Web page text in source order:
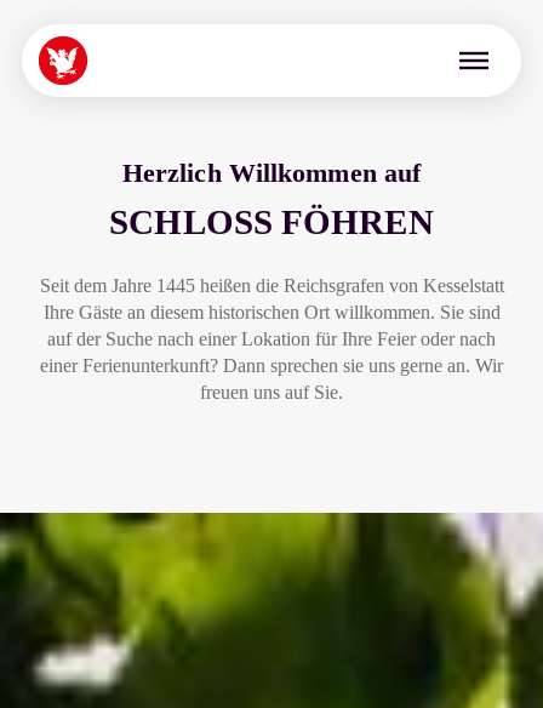
Menü überspringen
Herzlich Willkommen auf
SCHLOSS FÖHREN
Seit dem Jahre 1445 heißen die Reichsgrafen von Kesselstatt
Ihre Gäste an diesem historischen Ort willkommen. Sie sind
auf der Suche nach einer Lokation für Ihre Feier oder nach
einer Ferienunterkunft? Dann sprechen sie uns gerne an. Wir
freuen uns auf Sie.